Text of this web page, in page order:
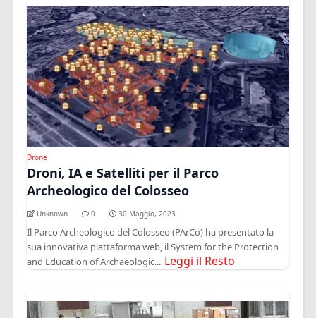
Drone
Droni, IA e Satelliti per il Parco
Archeologico del Colosseo
Unknown 0 30 Maggio, 2023
Il Parco Archeologico del Colosseo (PArCo) ha presentato la
sua innovativa piattaforma web, il System for the Protection
and Education of Archaeologic... Leggi il Resto